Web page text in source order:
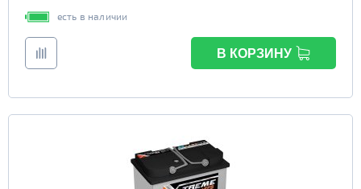
есть в наличии
В КОРЗИНУ